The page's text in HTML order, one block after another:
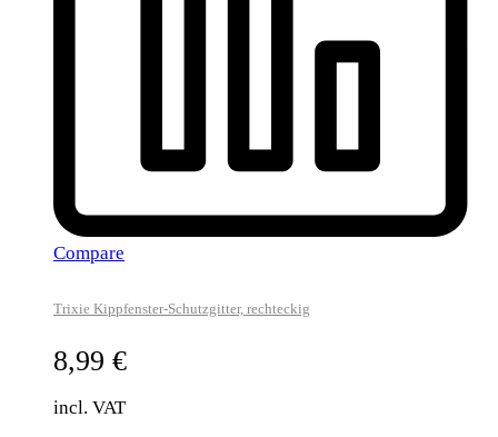
Compare
Trixie Kippfenster-Schutzgitter, rechteckig
8,99 €
incl. VAT